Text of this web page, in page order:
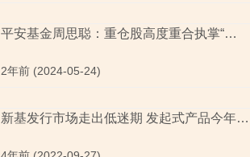
平安基金周思聪：重仓股高度重合执掌“迷你基” 任职回报率告负再出新股基
2年前 (2024-05-24)
新基发行市场走出低迷期 发起式产品今年来“大行其道”